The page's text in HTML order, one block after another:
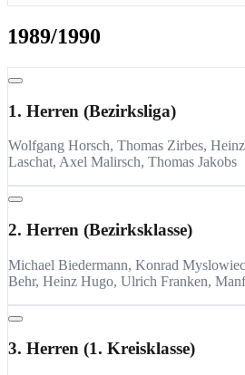
1989/1990
1. Herren (Bezirksliga)
Wolfgang Horsch, Thomas Zirbes,
Laschat, Axel Malirsch, Thomas Jakobs
2. Herren (Bezirksklasse)
Michael Biedermann, Konrad
Behr, Heinz Hugo, Ulrich Franken,
3. Herren (1. Kreisklasse)